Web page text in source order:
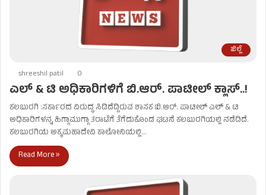
ಜಿಲ್ಲೆ
shreeshil patil 0
ಎಲ್ & ಟಿ ಅಧಿಕಾರಿಗಳಿಗೆ ಬಿ.ಆರ್. ಪಾಟೀಲ್ ಕ್ಲಾಸ್..!
ಕಲಬುರಗಿ :ಸರ್ಕಾರದ ವಿರುದ್ಧ ಸಿಡಿದೆದ್ದಿರುವ ಶಾಸಕ ಬಿ.ಆರ್. ಪಾಟೀಲ್ ಎಲ್ & ಟಿ
ಅಧಿಕಾರಿಗಳನ್ನ ಹಿಗ್ಗಾಮುಗ್ಗಾ ತರಾಟೆಗೆ ತೆಗೆದುಕೊಂಡ ಘಟನೆ ಕಲಬುರಗಿಯಲ್ಲಿ ನಡೆದಿದೆ.
ಕಲಬುರಗಿಯ ಅಕ್ಕಮಹಾದೇವಿ ಕಾಲೋನಿಯಲ್ಲಿ…
Read More »